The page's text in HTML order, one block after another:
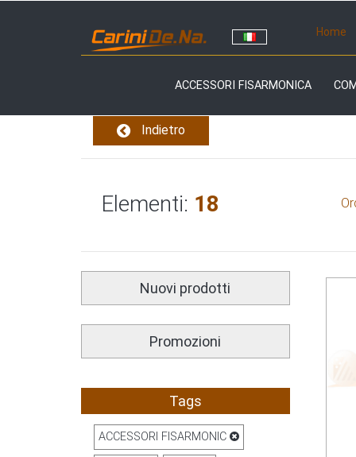
Home
ACCESSORI FISARMONICA
Indietro
Elementi: 18
Nuovi prodotti
Promozioni
Tags
ACCESSORI FISARMONIC